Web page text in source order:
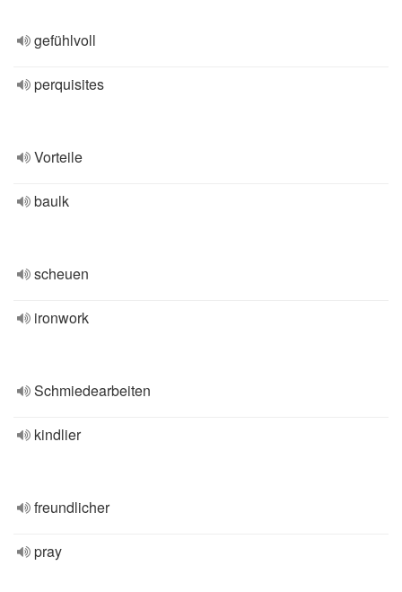
gefühlvoll
perquisites
Vorteile
baulk
scheuen
ironwork
Schmiedearbeiten
kindlier
freundlicher
pray